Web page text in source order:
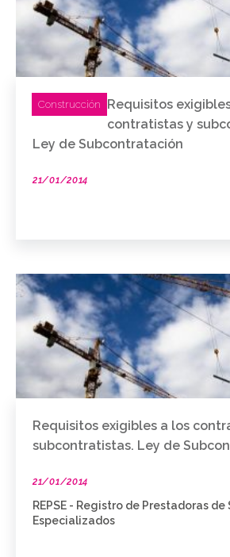
Construcción
Requisitos
contratistas y
Ley de Subcontratación
21/01/2014
Requisitos exigibles a los
subcontratistas. Ley de
21/01/2014
REPSE - Registro de Prestadoras de
Especializados